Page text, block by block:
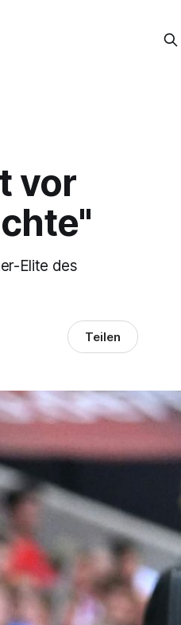
vor
Elite des
Teilen